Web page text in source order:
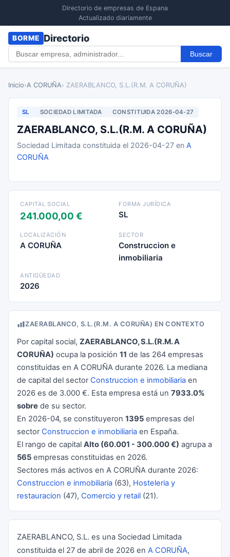
Directorio de empresas de Espana
Actualizado diariamente
BORME Directorio
Buscar
Inicio›A CORUÑA› ZAERABLANCO, S.L.(R.M. A CORUÑA)
SL SOCIEDAD LIMITADA CONSTITUIDA 2026-04-27
ZAERABLANCO, S.L.(R.M. A CORUÑA)
Sociedad Limitada constituida el 2026-04-27 en A
CORUÑA
CAPITAL SOCIAL
241.000,00 €
FORMA JURÍDICA
SL
LOCALIZACIÓN
A CORUÑA
SECTOR
Construccion e
inmobiliaria
ANTIGÜEDAD
2026
ZAERABLANCO, S.L.(R.M. A CORUÑA) EN CONTEXTO
Por capital social, ZAERABLANCO, S.L.(R.M. A
CORUÑA) ocupa la posición 11 de las 264 empresas
constituidas en A CORUÑA durante 2026. La mediana
de capital del sector Construccion e inmobiliaria en
2026 es de 3.000 €. Esta empresa está un 7933.0%
sobre de su sector.
En 2026-04, se constituyeron 1395 empresas del
sector Construccion e inmobiliaria en España.
El rango de capital Alto (60.001 - 300.000 €) agrupa a
565 empresas constituidas en 2026.
Sectores más activos en A CORUÑA durante 2026:
Construccion e inmobiliaria (63), Hosteleria y
restauracion (47), Comercio y retail (21).
ZAERABLANCO, S.L. es una Sociedad Limitada
constituida el 27 de abril de 2026 en A CORUÑA,